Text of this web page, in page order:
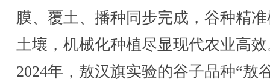
膜、覆土、播种同步完成，谷种精
土壤，机械化种植尽显现代农业高
2024年，敖汉旗实验的谷子品种“敖